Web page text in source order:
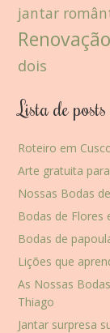
jantar
dois
Lista de posts
Roteiro em
Arte gratuita
Nossas Bodas
Bodas de Flores
Bodas de
Lições que
As Nossas
Thiago
Jantar surpresa